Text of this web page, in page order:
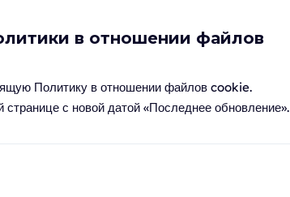
в отношении файлов
Политику в отношении файлов cookie.
с новой датой «Последнее обновление».